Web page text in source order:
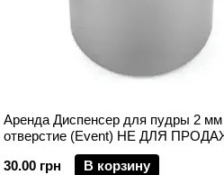
Аренда Диспенсер для пудры 2 мм
отверстие (Event) НЕ ДЛЯ
30.00 грн
В корзину